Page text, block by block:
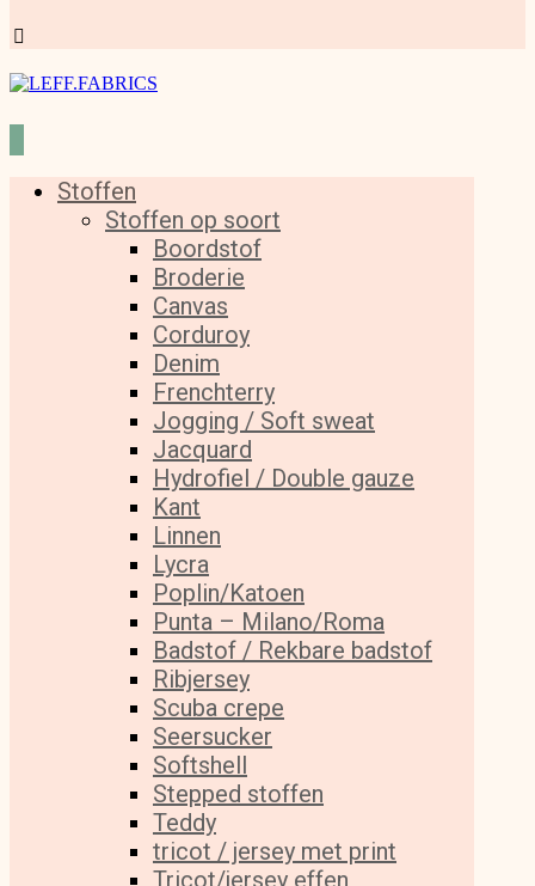
Stoffen
Stoffen op soort
Boordstof
Broderie
Canvas
Corduroy
Denim
Frenchterry
Jogging / Soft sweat
Jacquard
Hydrofiel / Double gauze
Kant
Linnen
Lycra
Poplin/Katoen
Punta – Milano/Roma
Badstof / Rekbare badstof
Ribjersey
Scuba crepe
Seersucker
Softshell
Stepped stoffen
Teddy
tricot / jersey met print
Tricot/jersey effen